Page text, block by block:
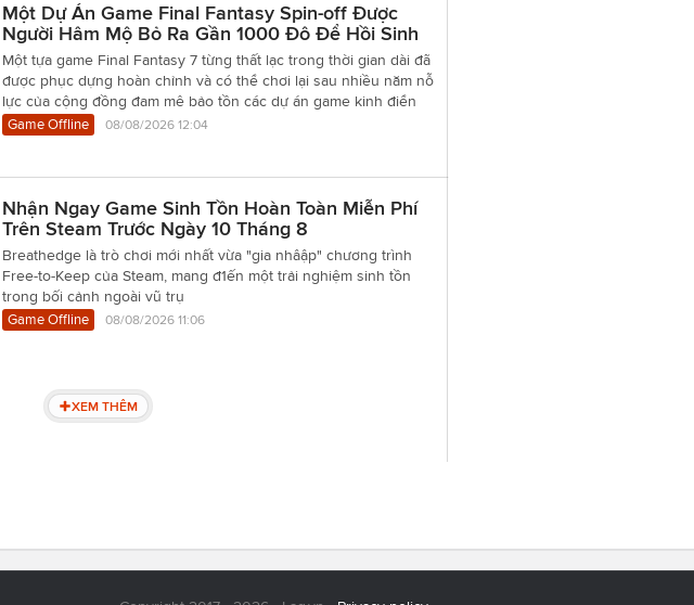
Một Dự Án Game Final Fantasy Spin-off Được
Người Hâm Mộ Bỏ Ra Gần 1000 Đô Để Hồi Sinh
Một tựa game Final Fantasy 7 từng thất lạc trong thời gian dài đã
được phục dựng hoàn chỉnh và có thể chơi lại sau nhiều năm nỗ
lực của cộng đồng đam mê bảo tồn các dự án game kinh điển
Game Offline
08/08/2026 12:04
Nhận Ngay Game Sinh Tồn Hoàn Toàn Miễn Phí
Trên Steam Trước Ngày 10 Tháng 8
Breathedge là trò chơi mới nhất vừa "gia nhâập" chương trình
Free-to-Keep của Steam, mang đ1ến một trải nghiệm sinh tồn
trong bối cảnh ngoài vũ trụ
Game Offline
08/08/2026 11:06
XEM THÊM